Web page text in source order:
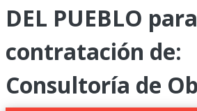
DEL PUEBLO
contratación de:
Consultoría de